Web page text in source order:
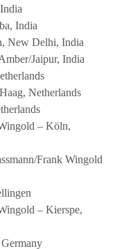
India
New Delhi, India
Jaipur, India
Netherlands
– Köln,
Frank Wingold
– Kierspe,